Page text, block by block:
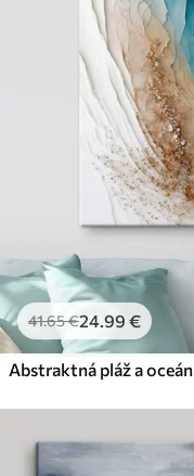
41.65€24.99 €
Abstraktná pláž a oceán